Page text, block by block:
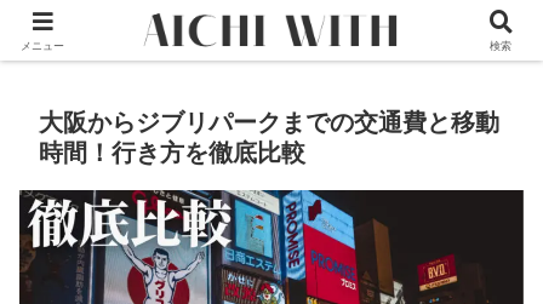
本サイトはプロモーションが含まれています
大阪からジブリパークまでの交通費と移動
時間！行き方を徹底比較
メニュー 検索